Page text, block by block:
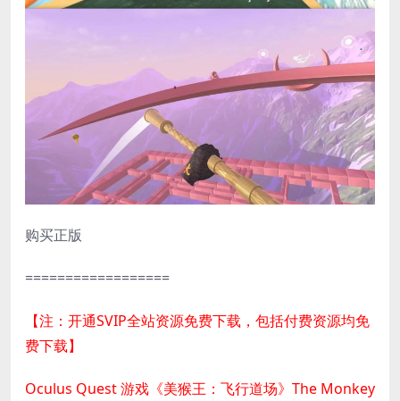
购买正版
==================
【注：开通SVIP全站资源免费下载，包括付费资源均免
费下载】
Oculus Quest 游戏《美猴王：飞行道场》The Monkey